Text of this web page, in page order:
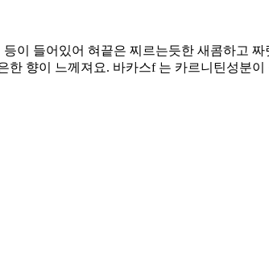
이 들어있어 혀끝은 찌르는듯한 새콤하고
향이 느께져요. 바카스f 는 카르니틴성분